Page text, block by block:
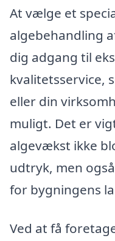
At vælge et
algebehandling
dig adgang til
kvalitetsservice,
eller din
muligt. Det er
algevækst ikke
udtryk, men
for bygningens
Ved at få